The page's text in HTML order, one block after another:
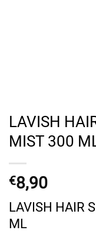
LAVISH
MIST 300
€8,90
LAVISH HAIR
ML